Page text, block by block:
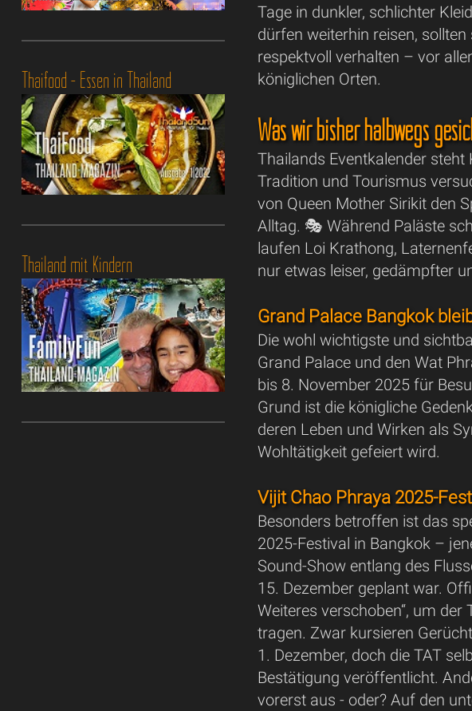
Tage in dunkler, schlichter
dürfen weiterhin reisen,
respektvoll verhalten – vor
königlichen Orten.
Was wir bisher halbwegs
Thailands Eventkalender steht
Tradition und Tourismus
von Queen Mother Sirikit den
Alltag. 🎭 Während Paläste
laufen Loi Krathong,
nur etwas leiser, gedämpfter
Grand Palace Bangkok
Die wohl wichtigste und
Grand Palace und den Wat
bis 8. November 2025 für
Grund ist die königliche
deren Leben und Wirken als
Wohltätigkeit gefeiert wird.
Vijit Chao Phraya 2025-
Besonders betroffen ist das
2025-Festival in Bangkok –
Sound-Show entlang des
15. Dezember geplant war.
Weiteres verschoben“, um der
tragen. Zwar kursieren
1. Dezember, doch die TAT
Bestätigung veröffentlicht.
vorerst aus - oder? Auf den
Thaifood - Essen in Thailand
Thailand mit Kindern